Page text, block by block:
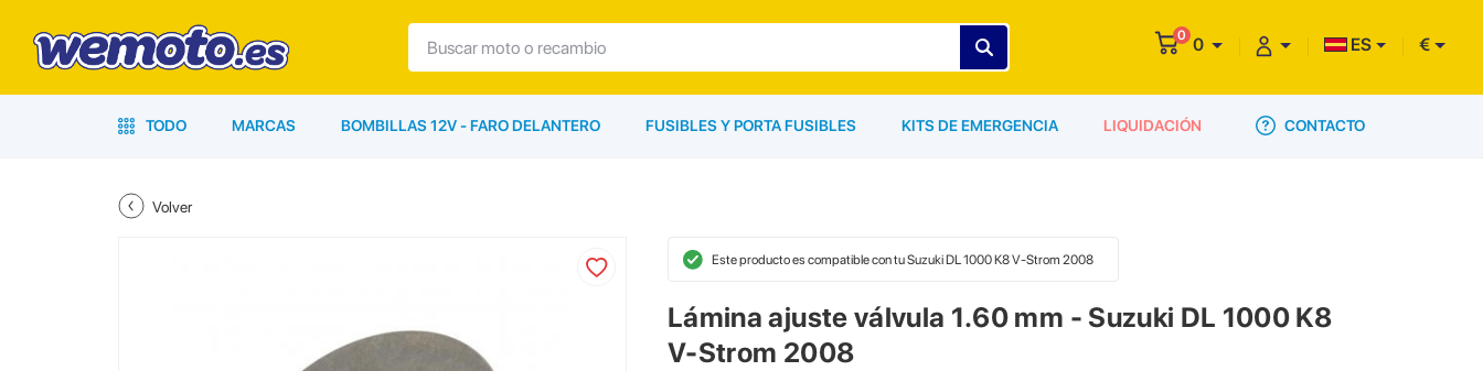
0 0 ES €
TODO MARCAS BOMBILLAS 12V - FARO DELANTERO FUSIBLES Y PORTA FUSIBLES KITS DE EMERGENCIA LIQUIDACIÓN CONTACTO
Volver
Este producto es compatible con tu Suzuki DL 1000 K8 V-Strom 2008
Lámina ajuste válvula 1.60 mm - Suzuki DL 1000 K8
V-Strom 2008